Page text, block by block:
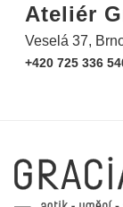
Ateliér
Veselá 37,
+420 725 336